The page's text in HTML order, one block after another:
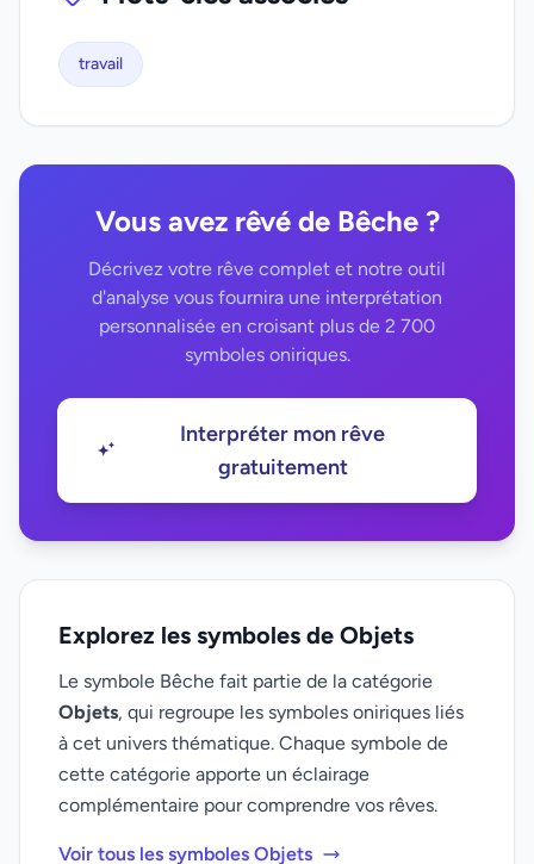
travail
Vous avez rêvé de Bêche ?
Décrivez votre rêve complet et notre outil
d'analyse vous fournira une interprétation
personnalisée en croisant plus de 2 700
symboles oniriques.
Interpréter mon rêve
gratuitement
Explorez les symboles de Objets
Le symbole Bêche fait partie de la catégorie
Objets, qui regroupe les symboles oniriques liés
à cet univers thématique. Chaque symbole de
cette catégorie apporte un éclairage
complémentaire pour comprendre vos rêves.
Voir tous les symboles Objets